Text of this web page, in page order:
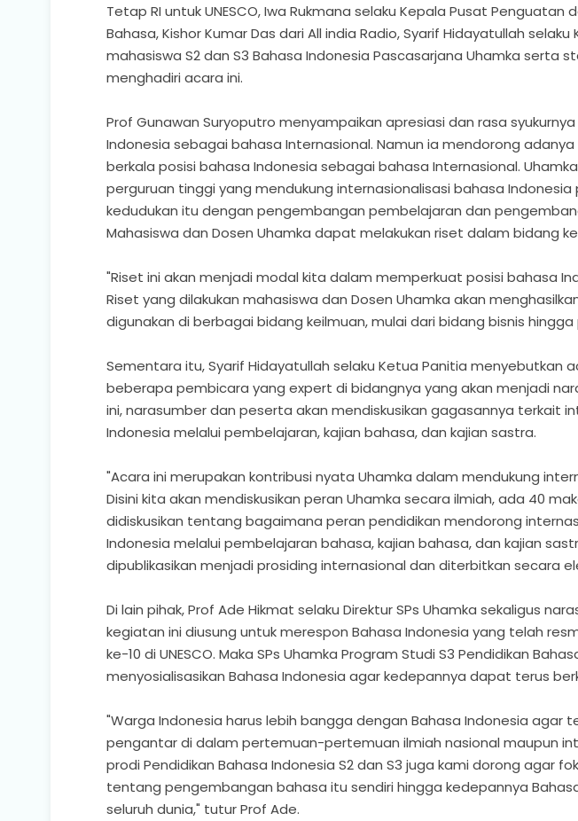
Tetap RI untuk UNESCO, Iwa Rukmana selaku Kepala Pusat Penguatan
Bahasa, Kishor Kumar Das dari All india Radio, Syarif Hidayatullah selaku
mahasiswa S2 dan S3 Bahasa Indonesia Pascasarjana Uhamka serta
menghadiri acara ini.
Prof Gunawan Suryoputro menyampaikan apresiasi dan rasa
Indonesia sebagai bahasa Internasional. Namun ia mendorong
berkala posisi bahasa Indonesia sebagai bahasa Internasional.
perguruan tinggi yang mendukung internasionalisasi bahasa
kedudukan itu dengan pengembangan pembelajaran dan
Mahasiswa dan Dosen Uhamka dapat melakukan riset dalam bidang
"Riset ini akan menjadi modal kita dalam memperkuat posisi bahasa
Riset yang dilakukan mahasiswa dan Dosen Uhamka akan
digunakan di berbagai bidang keilmuan, mulai dari bidang bisnis hingga
Sementara itu, Syarif Hidayatullah selaku Ketua Panitia menyebutkan
beberapa pembicara yang expert di bidangnya yang akan menjadi
ini, narasumber dan peserta akan mendiskusikan gagasannya terkait
Indonesia melalui pembelajaran, kajian bahasa, dan kajian sastra.
"Acara ini merupakan kontribusi nyata Uhamka dalam mendukung
Disini kita akan mendiskusikan peran Uhamka secara ilmiah, ada 40
didiskusikan tentang bagaimana peran pendidikan mendorong
Indonesia melalui pembelajaran bahasa, kajian bahasa, dan kajian
dipublikasikan menjadi prosiding internasional dan diterbitkan secara
Di lain pihak, Prof Ade Hikmat selaku Direktur SPs Uhamka sekaligus
kegiatan ini diusung untuk merespon Bahasa Indonesia yang telah
ke-10 di UNESCO. Maka SPs Uhamka Program Studi S3 Pendidikan
menyosialisasikan Bahasa Indonesia agar kedepannya dapat terus
"Warga Indonesia harus lebih bangga dengan Bahasa Indonesia agar
pengantar di dalam pertemuan-pertemuan ilmiah nasional maupun
prodi Pendidikan Bahasa Indonesia S2 dan S3 juga kami dorong agar
tentang pengembangan bahasa itu sendiri hingga kedepannya
seluruh dunia," tutur Prof Ade.